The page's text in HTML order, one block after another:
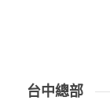
台中總部